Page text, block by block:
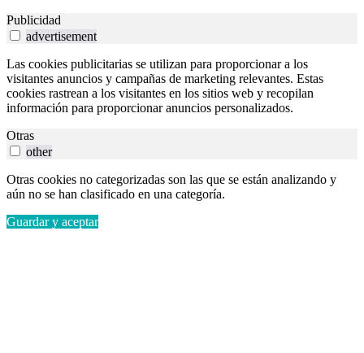
Publicidad
advertisement
Las cookies publicitarias se utilizan para proporcionar a los
visitantes anuncios y campañas de marketing relevantes. Estas
cookies rastrean a los visitantes en los sitios web y recopilan
información para proporcionar anuncios personalizados.
Otras
other
Otras cookies no categorizadas son las que se están analizando y
aún no se han clasificado en una categoría.
Guardar y aceptar